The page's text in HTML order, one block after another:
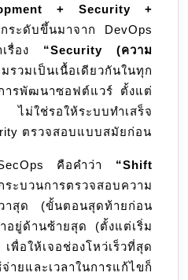
+
Operations)
ระดับขึ้นมาจาก DevOps
เรื่อง “Security (ความ
รวมเป็นเนื้อเดียวกันในทุก
ารพัฒนาซอฟต์แวร์ ตั้งแต่
ไม่ใช่รอให้ระบบทำเสร็จ
ตรวจสอบแบบสมัยก่อน
คือคำว่า “Shift
ระบวนการตรวจสอบความ
าสุด (ขั้นตอนสุดท้ายก่อน
อยู่ด้านซ้ายสุด (ตั้งแต่เริ่ม
ให้เจอช่องโหว่เร็วที่สุด
ายและเวลาในการแก้ไขก็